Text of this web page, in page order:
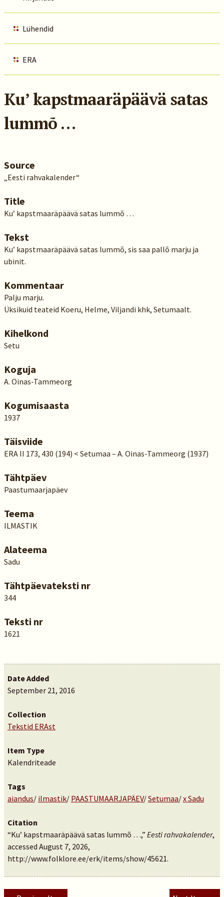
Lühendid
ERA
Ku’ kapstmaaräpäävä satas
lummõ …
Source
„Eesti rahvakalender“
Title
Ku’ kapstmaaräpäävä satas lummõ …
Tekst
Ku’ kapstmaaräpäävä satas lummõ, sis saa pallõ marju ja
ubinit.
Kommentaar
Palju marju.
Üksikuid teateid Koeru, Helme, Viljandi khk, Setumaalt.
Kihelkond
Setu
Koguja
A. Oinas-Tammeorg
Kogumisaasta
1937
Täisviide
ERA II 173, 430 (194) < Setumaa – A. Oinas-Tammeorg (1937)
Tähtpäev
Paastumaarjapäev
Teema
ILMASTIK
Alateema
Sadu
Tähtpäevateksti nr
344
Teksti nr
1621
Date Added
September 21, 2016
Collection
Tekstid ERAst
Item Type
Kalendriteade
Tags
aiandus/ ilmastik/ PAASTUMAARJAPÄEV/Setumaa/x Sadu
Citation
“Ku’ kapstmaaräpäävä satas lummõ …,” Eesti rahvakalender,
accessed August 7, 2026,
http://www.folklore.ee/erk/items/show/45621.